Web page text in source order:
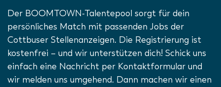
Der BOOMTOWN-Talentepool sorgt für dein
persönliches Match mit passenden Jobs der
Cottbuser Stellenanzeigen. Die Registrierung ist
kostenfrei – und wir unterstützen dich! Schick uns
einfach eine Nachricht per Kontaktformular und
wir melden uns umgehend. Dann machen wir einen